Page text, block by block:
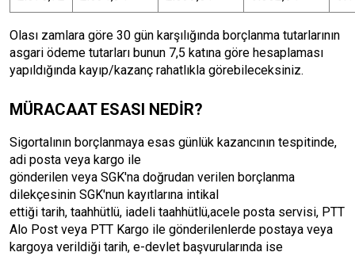
Olası zamlara göre 30 gün karşılığında borçlanma tutarlarının
asgari ödeme tutarları bunun 7,5 katına göre hesaplaması
yapıldığında kayıp/kazanç rahatlıkla görebileceksiniz.
MÜRACAAT ESASI NEDİR?
Sigortalının borçlanmaya esas günlük kazancının tespitinde,
adi posta veya kargo ile
gönderilen veya SGK'na doğrudan verilen borçlanma
dilekçesinin SGK'nun kayıtlarına intikal
ettiği tarih, taahhütlü, iadeli taahhütlü,acele posta servisi, PTT
Alo Post veya PTT Kargo ile gönderilenlerde postaya veya
kargoya verildiği tarih, e-devlet başvurularında ise